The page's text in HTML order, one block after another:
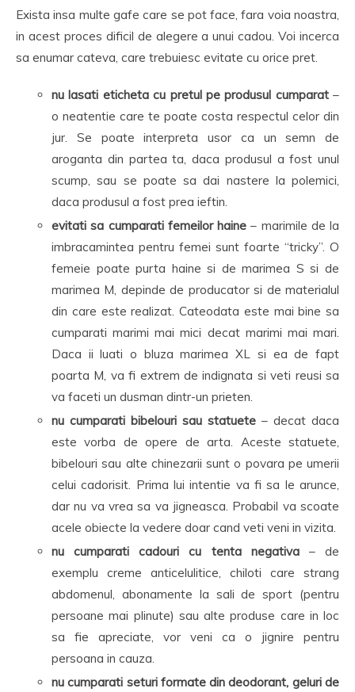
Exista insa multe gafe care se pot face, fara voia noastra,
in acest proces dificil de alegere a unui cadou. Voi incerca
sa enumar cateva, care trebuiesc evitate cu orice pret.
nu lasati eticheta cu pretul pe produsul cumparat–
o neatentie care te poate costa respectul celor din
jur. Se poate interpreta usor ca un semn de
aroganta din partea ta, daca produsul a fost unul
scump, sau se poate sa dai nastere la polemici,
daca produsul a fost prea ieftin.
evitati sa cumparati femeilor haine – marimile de la
imbracamintea pentru femei sunt foarte “tricky”. O
femeie poate purta haine si de marimea S si de
marimea M, depinde de producator si de materialul
din care este realizat. Cateodata este mai bine sa
cumparati marimi mai mici decat marimi mai mari.
Daca ii luati o bluza marimea XL si ea de fapt
poarta M, va fi extrem de indignata si veti reusi sa
va faceti un dusman dintr-un prieten.
nu cumparati bibelouri sau statuete – decat daca
este vorba de opere de arta. Aceste statuete,
bibelouri sau alte chinezarii sunt o povara pe umerii
celui cadorisit. Prima lui intentie va fi sa le arunce,
dar nu va vrea sa va jigneasca. Probabil va scoate
acele obiecte la vedere doar cand veti veni in vizita.
nu cumparati cadouri cu tenta negativa– de
exemplu creme anticelulitice, chiloti care strang
abdomenul, abonamente la sali de sport (pentru
persoane mai plinute) sau alte produse care in loc
sa fie apreciate, vor veni ca o jignire pentru
persoana in cauza.
nu cumparati seturi formate din deodorant, geluri de